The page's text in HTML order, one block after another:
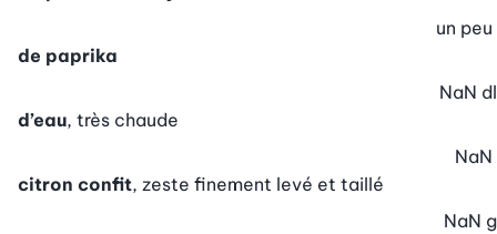
de paprika
un peu
d’eau, très chaude
NaN dl
citron confit, zeste finement levé et taillé
NaN
NaN g